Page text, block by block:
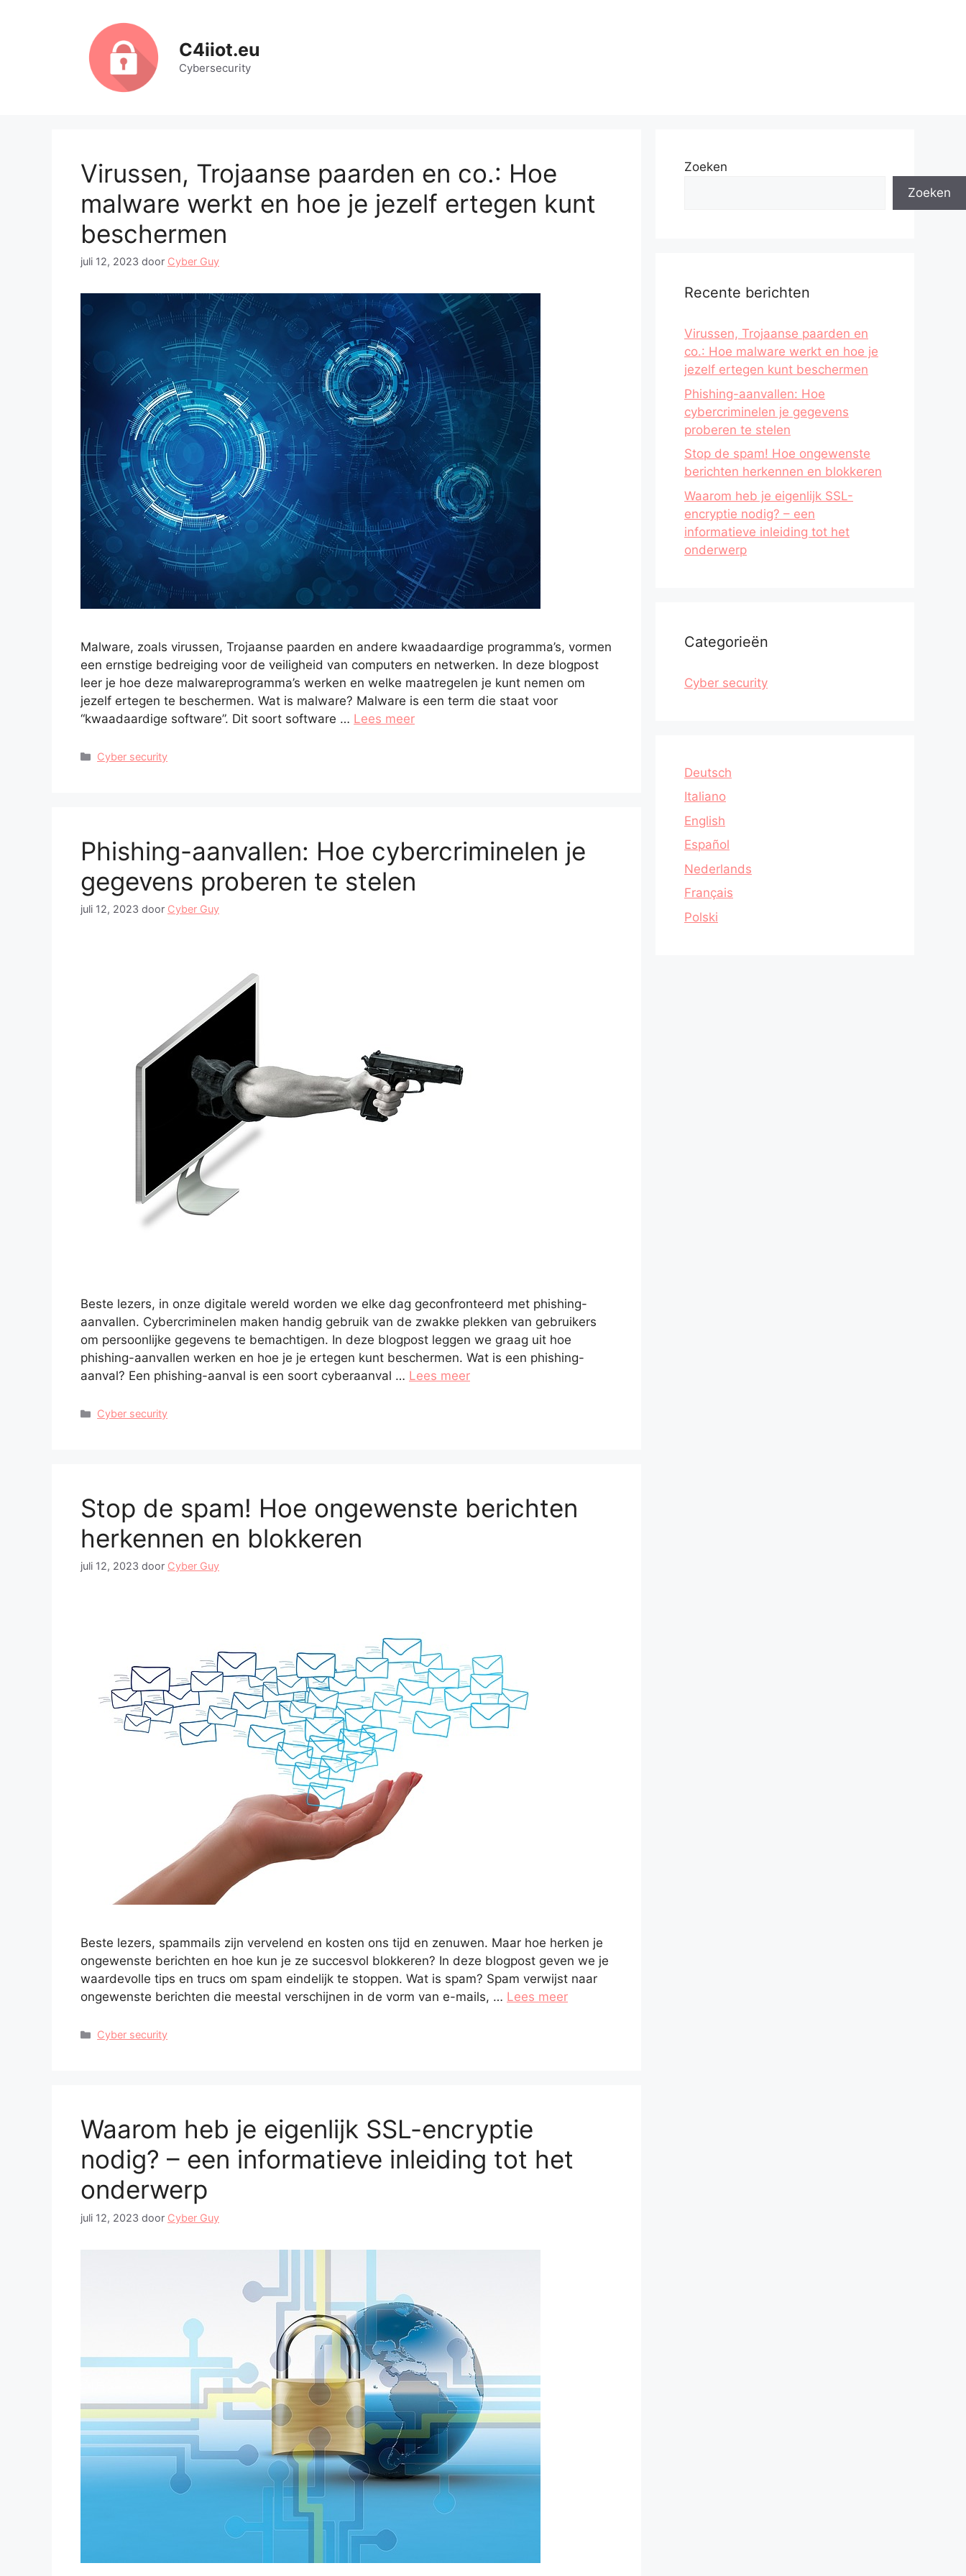
C4iiot.eu
Cybersecurity
Virussen, Trojaanse paarden en co.: Hoe
malware werkt en hoe je jezelf ertegen kunt
beschermen
juli 12, 2023 door Cyber Guy
Malware, zoals virussen, Trojaanse paarden en andere kwaadaardige programma’s, vormen
een ernstige bedreiging voor de veiligheid van computers en netwerken. In deze blogpost
leer je hoe deze malwareprogramma’s werken en welke maatregelen je kunt nemen om
jezelf ertegen te beschermen. Wat is malware? Malware is een term die staat voor
“kwaadaardige software”. Dit soort software … Lees meer
Categorieën
Cyber security
Phishing-aanvallen: Hoe cybercriminelen je
gegevens proberen te stelen
juli 12, 2023 door Cyber Guy
Beste lezers, in onze digitale wereld worden we elke dag geconfronteerd met phishing-
aanvallen. Cybercriminelen maken handig gebruik van de zwakke plekken van gebruikers
om persoonlijke gegevens te bemachtigen. In deze blogpost leggen we graag uit hoe
phishing-aanvallen werken en hoe je je ertegen kunt beschermen. Wat is een phishing-
aanval? Een phishing-aanval is een soort cyberaanval … Lees meer
Categorieën
Cyber security
Stop de spam! Hoe ongewenste berichten
herkennen en blokkeren
juli 12, 2023 door Cyber Guy
Beste lezers, spammails zijn vervelend en kosten ons tijd en zenuwen. Maar hoe herken je
ongewenste berichten en hoe kun je ze succesvol blokkeren? In deze blogpost geven we je
waardevolle tips en trucs om spam eindelijk te stoppen. Wat is spam? Spam verwijst naar
ongewenste berichten die meestal verschijnen in de vorm van e-mails, … Lees meer
Categorieën
Cyber security
Waarom heb je eigenlijk SSL-encryptie
nodig? – een informatieve inleiding tot het
onderwerp
juli 12, 2023 door Cyber Guy
Zoeken
Zoeken
Recente berichten
Virussen, Trojaanse paarden en
co.: Hoe malware werkt en hoe je
jezelf ertegen kunt beschermen
Phishing-aanvallen: Hoe
cybercriminelen je gegevens
proberen te stelen
Stop de spam! Hoe ongewenste
berichten herkennen en blokkeren
Waarom heb je eigenlijk SSL-
encryptie nodig? – een
informatieve inleiding tot het
onderwerp
Categorieën
Cyber security
Deutsch
Italiano
English
Español
Nederlands
Français
Polski